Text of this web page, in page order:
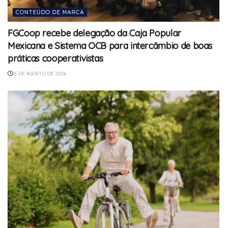
CONTEÚDO DE MARCA
FGCoop recebe delegação da Caja Popular
Mexicana e Sistema OCB para intercâmbio de boas
práticas cooperativistas
6 DE AGOSTO DE 2026